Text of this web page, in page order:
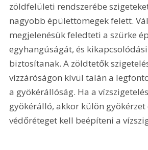
zöldfelületi rendszerébe
nagyobb épülettömegek felett.
megjelenésük feledteti a szürke
egyhangúságát, és
biztosítanak. A zöldtetők
vízzáróságon kívül talán a
a gyökérállóság. Ha a
gyökérálló, akkor külön gyökérzet
védőréteget kell beépíteni a